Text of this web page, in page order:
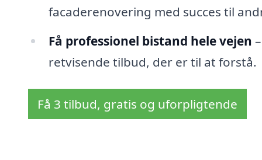
facaderenovering med succes til
Få professionel bistand hele vejen
retvisende tilbud, der er til at forstå.
Få 3 tilbud, gratis og uforpligtende